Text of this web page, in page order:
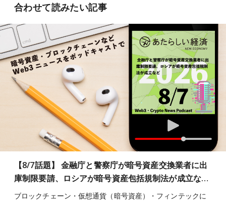
合わせて読みたい記事
【8/7話題】 金融庁と警察庁が暗号資産交換業者に出
庫制限要請、ロシアが暗号資産包括規制法が成立な…
ブロックチェーン・仮想通貨（暗号資産）・フィンテックに